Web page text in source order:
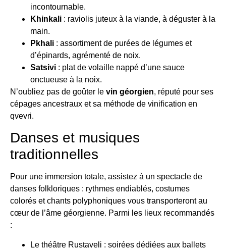
incontournable.
Khinkali : raviolis juteux à la viande, à déguster à la
main.
Pkhali : assortiment de purées de légumes et
d’épinards, agrémenté de noix.
Satsivi : plat de volaille nappé d’une sauce
onctueuse à la noix.
N’oubliez pas de goûter le vin géorgien, réputé pour ses
cépages ancestraux et sa méthode de vinification en
qvevri.
Danses et musiques
traditionnelles
Pour une immersion totale, assistez à un spectacle de
danses folkloriques : rythmes endiablés, costumes
colorés et chants polyphoniques vous transporteront au
cœur de l’âme géorgienne. Parmi les lieux recommandés
:
Le théâtre Rustaveli : soirées dédiées aux ballets